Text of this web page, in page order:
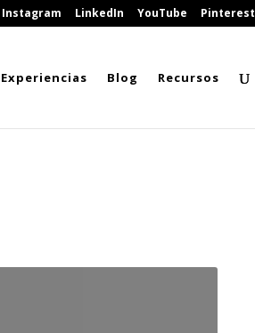
Instagram LinkedIn YouTube Pinterest
Experiencias Blog Recursos